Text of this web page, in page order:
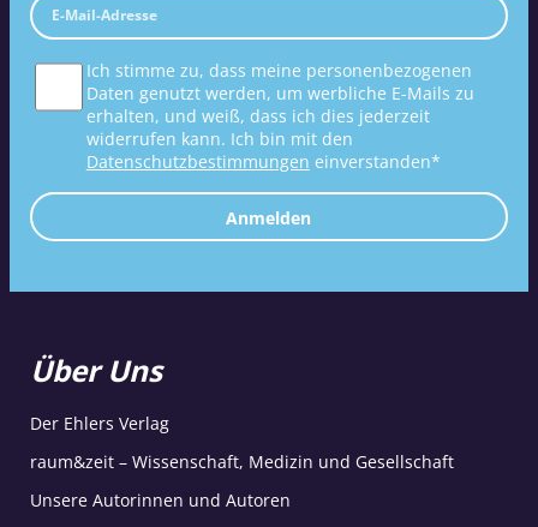
Ich stimme zu, dass meine personenbezogenen
Daten genutzt werden, um werbliche E-Mails zu
erhalten, und weiß, dass ich dies jederzeit
widerrufen kann. Ich bin mit den
Datenschutzbestimmungen einverstanden*
Anmelden
Über Uns
Der Ehlers Verlag
raum&zeit – Wissenschaft, Medizin und Gesellschaft
Unsere Autorinnen und Autoren